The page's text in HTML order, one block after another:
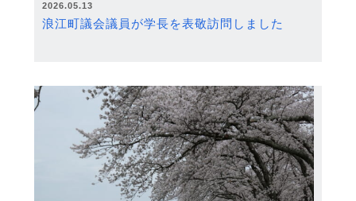
2026.05.13
浪江町議会議員が学長を表敬訪問しました